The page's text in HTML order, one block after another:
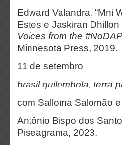
Edward Valandra. “Mni
Estes e Jaskiran Dhillon
Voices from the
Minnesota Press, 2019.
11 de setembro
brasil quilombola, terra
com Salloma Salomão
Antônio Bispo dos
Piseagrama, 2023.